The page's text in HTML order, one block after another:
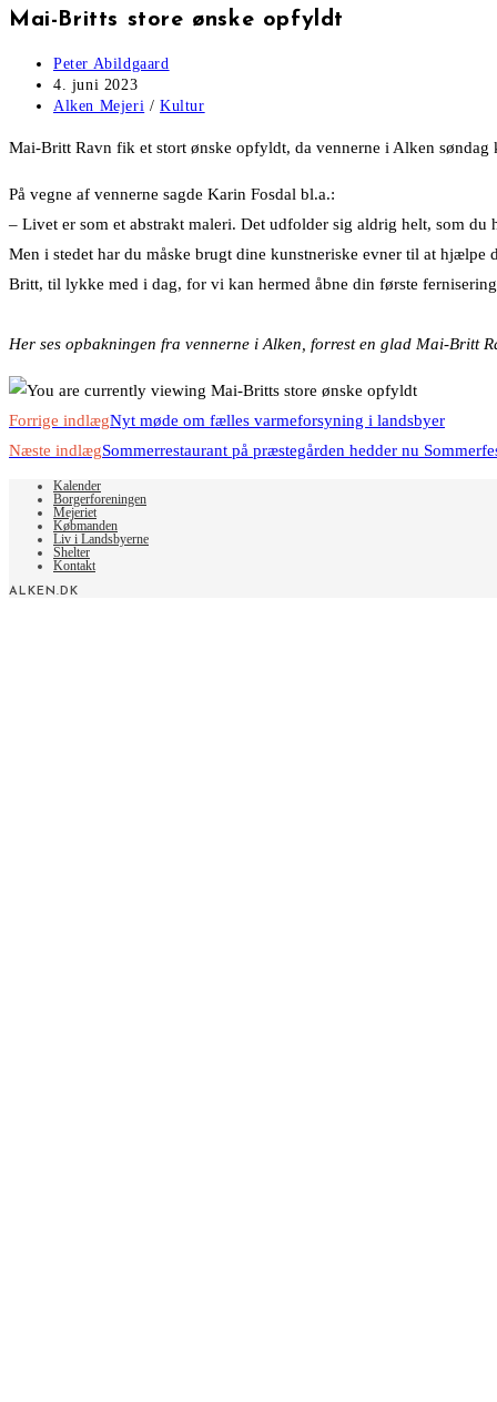
Mai-Britts store ønske opfyldt
Post
author:
Peter Abildgaard
Post
published:
4. juni 2023
Post
Alken Mejeri / Kultur
Mai-Britt Ravn fik et stort ønske opfyldt, da vennerne i Alken
På vegne af vennerne sagde Karin Fosdal bl.a.:
– Livet er som et abstrakt maleri. Det udfolder sig aldrig helt, som
Men i stedet har du måske brugt dine kunstneriske evner til at
Britt, til lykke med i dag, for vi kan hermed åbne din første
Her ses opbakningen fra vennerne i Alken, forrest en glad Mai-Britt
Read
more
articles
Forrige indlægNyt møde om fælles varmeforsyning i landsbyer
Næste indlægSommerrestaurant på præstegården hedder nu
Kalender
Borgerforeningen
Mejeriet
Købmanden
Liv i Landsbyerne
Shelter
Kontakt
ALKEN.DK